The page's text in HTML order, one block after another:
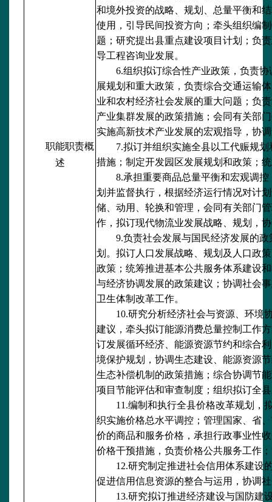
职能职责概
述
和境外投资的战略、规划、总量平衡和
使用，引导民间投资方向；牵头组织编
题；研究提出县重点建设项目计划；负
导工程咨询业发展。
6.组织拟订综合性产业政策，负责
展规划和重大政策，负责综合交通运输
业和农村经济社会发展的重大问题；负
产业集群发展的政策措施；会同有关部
实施高新技术产业发展的宏观指导，协
7.拟订并组织实施全县以工代赈规
措施；制定开发园区发展规划和政策；
8.承担重要商品总量平衡和宏观调
划并监督执行，根据经济运行情况对计
储、动用、轮换和管理，会同有关部门
作，拟订现代物流业发展战略、规划，
9.负责社会发展与国民经济发展的
划。拟订人口发展战略、规划及人口政
政策；统筹推进基本公共服务体系建设
与经济协调发展的政策建议；协调社会
卫生体制改革工作。
10.研究分析经济社会与资源、环境
建议，牵头拟订能源消费总量控制工作
订发展循环经济、能源资源节约和综合
境保护规划，协调生态建设、能源资源
生态补偿机制的政策措施；综合协调节
项目节能评估和审查制度；组织拟订全
11.编制和执行全县价格改革规划，
织实施价格总水平调控；管理国家、省
价的商品和服务价格，承担行政事业性
价格干预措施，负责价格公共服务工作
12.研究制定推进社会信用体系建设
促进信用信息资源的整合与运用，协调
13.研究拟订推进经济建设与国防建